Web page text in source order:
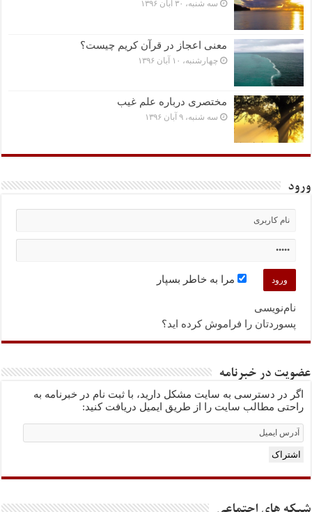
سه شنبه، ۳۰ آبان ۱۳۹۶
معنی اعجاز در قرآن کریم چیست؟
چهارشنبه، ۱۰ آبان ۱۳۹۶
مختصرى درباره علم غیب
سه شنبه، ۹ آبان ۱۳۹۶
ورود
مرا به خاطر بسپار
نام‌نویسی
پسوردتان را فراموش کرده اید؟
عضویت در خبرنامه
اگر در دسترسی به سایت مشکل دارید، با ثبت نام در خبرنامه به
راحتی مطالب سایت را از طریق ایمیل دریافت کنید:
Email
Subscription
اشتراک